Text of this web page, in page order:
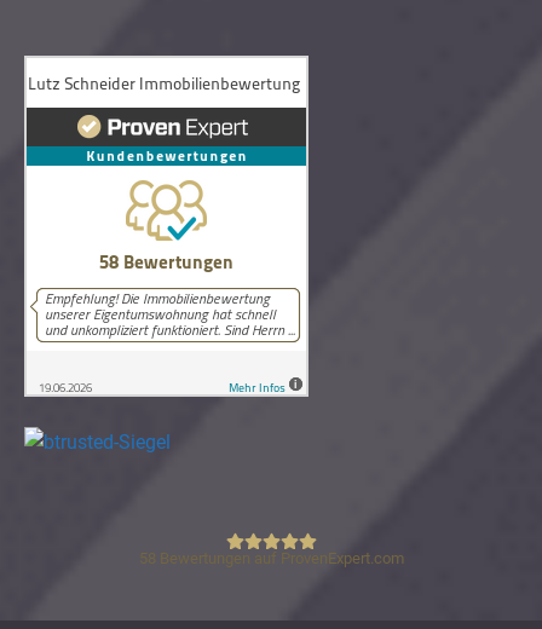
Lutz Schneider Immobilienbewertung
58 Bewertungen auf ProvenExpert.com